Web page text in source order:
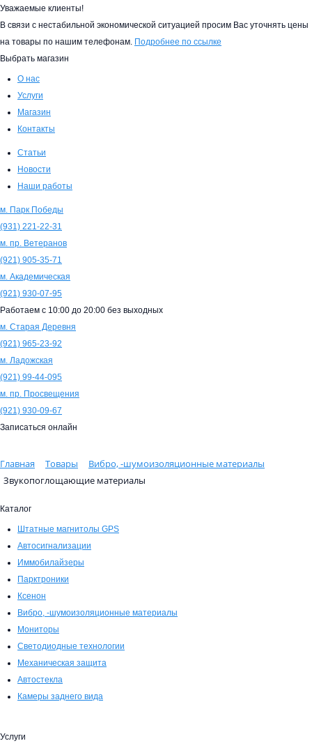
Уважаемые клиенты!
В связи с нестабильной экономической ситуацией просим Вас уточнять цены
на товары по нашим телефонам. Подробнее по ссылке
Выбрать магазин
О нас
Услуги
Магазин
Контакты
Статьи
Новости
Наши работы
м. Парк Победы
(931) 221-22-31
м. пр. Ветеранов
(921) 905-35-71
м. Академическая
(921) 930-07-95
Работаем с 10:00 до 20:00 без выходных
м. Старая Деревня
(921) 965-23-92
м. Ладожская
(921) 99-44-095
м. пр. Просвещения
(921) 930-09-67
Записаться онлайн
Главная Товары
Вибро, -шумоизоляционные материалы
Звукопоглощающие материалы
Каталог
Штатные магнитолы GPS
Автосигнализации
Иммобилайзеры
Парктроники
Ксенон
Вибро, -шумоизоляционные материалы
Мониторы
Светодиодные технологии
Механическая защита
Автостекла
Камеры заднего вида
Услуги